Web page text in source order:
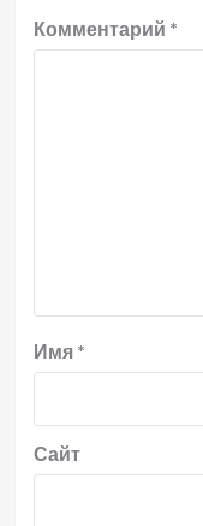
Комментарий *
Имя *
Сайт